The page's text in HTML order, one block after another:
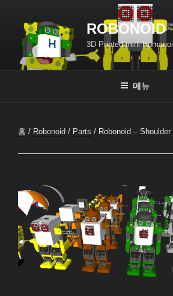
ROBONOID
3D Printed mini
메뉴
홈 / Robonoid / Parts / Robonoid –